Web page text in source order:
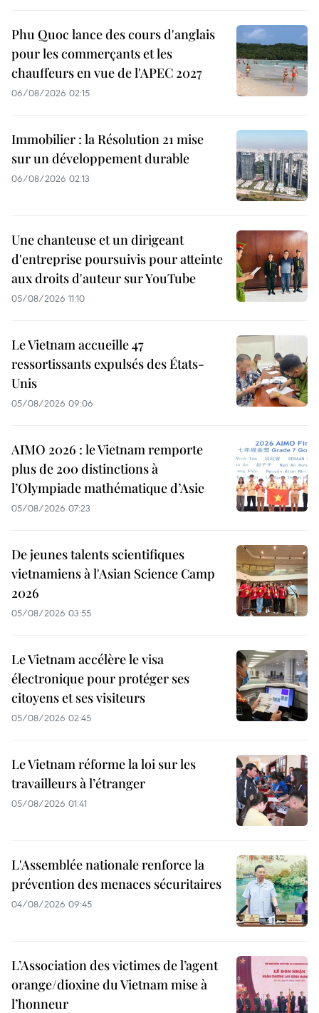
Phu Quoc lance des cours d'anglais
pour les commerçants et les
chauffeurs en vue de l'APEC 2027
06/08/2026 02:15
Immobilier : la Résolution 21 mise
sur un développement durable
06/08/2026 02:13
Une chanteuse et un dirigeant
d'entreprise poursuivis pour atteinte
aux droits d'auteur sur YouTube
05/08/2026 11:10
Le Vietnam accueille 47
ressortissants expulsés des États-
Unis
05/08/2026 09:06
AIMO 2026 : le Vietnam remporte
plus de 200 distinctions à
l’Olympiade mathématique d’Asie
05/08/2026 07:23
De jeunes talents scientifiques
vietnamiens à l'Asian Science Camp
2026
05/08/2026 03:55
Le Vietnam accélère le visa
électronique pour protéger ses
citoyens et ses visiteurs
05/08/2026 02:45
Le Vietnam réforme la loi sur les
travailleurs à l’étranger
05/08/2026 01:41
L'Assemblée nationale renforce la
prévention des menaces sécuritaires
04/08/2026 09:45
L’Association des victimes de l’agent
orange/dioxine du Vietnam mise à
l’honneur